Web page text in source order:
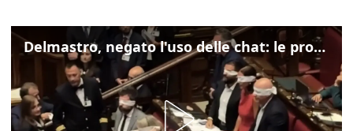
Delmastro, negato l'uso delle chat: le proteste di Avs e M5s